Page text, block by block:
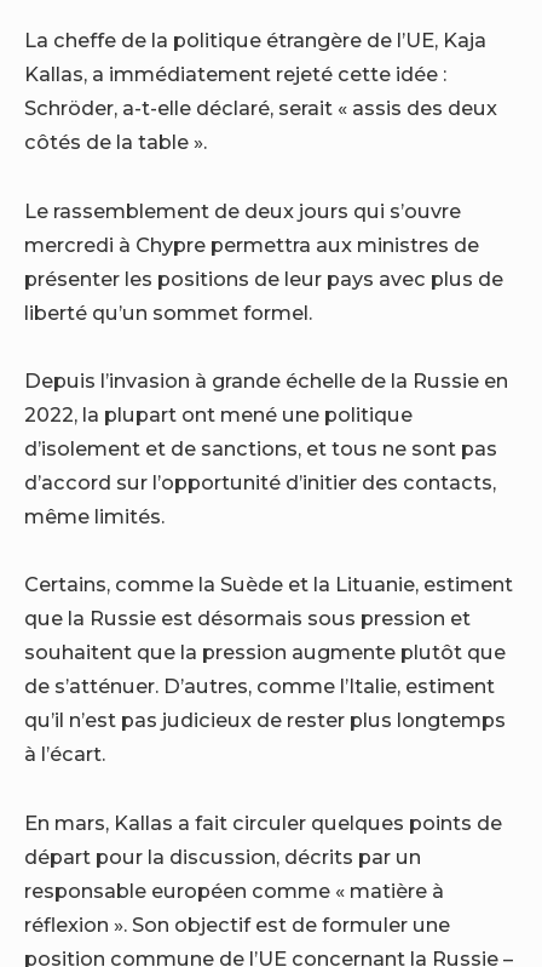
La cheffe de la politique étrangère de l’UE, Kaja
Kallas, a immédiatement rejeté cette idée :
Schröder, a-t-elle déclaré, serait « assis des deux
côtés de la table ».
Le rassemblement de deux jours qui s’ouvre
mercredi à Chypre permettra aux ministres de
présenter les positions de leur pays avec plus de
liberté qu’un sommet formel.
Depuis l’invasion à grande échelle de la Russie en
2022, la plupart ont mené une politique
d’isolement et de sanctions, et tous ne sont pas
d’accord sur l’opportunité d’initier des contacts,
même limités.
Certains, comme la Suède et la Lituanie, estiment
que la Russie est désormais sous pression et
souhaitent que la pression augmente plutôt que
de s’atténuer. D’autres, comme l’Italie, estiment
qu’il n’est pas judicieux de rester plus longtemps
à l’écart.
En mars, Kallas a fait circuler quelques points de
départ pour la discussion, décrits par un
responsable européen comme « matière à
réflexion ». Son objectif est de formuler une
position commune de l’UE concernant la Russie –